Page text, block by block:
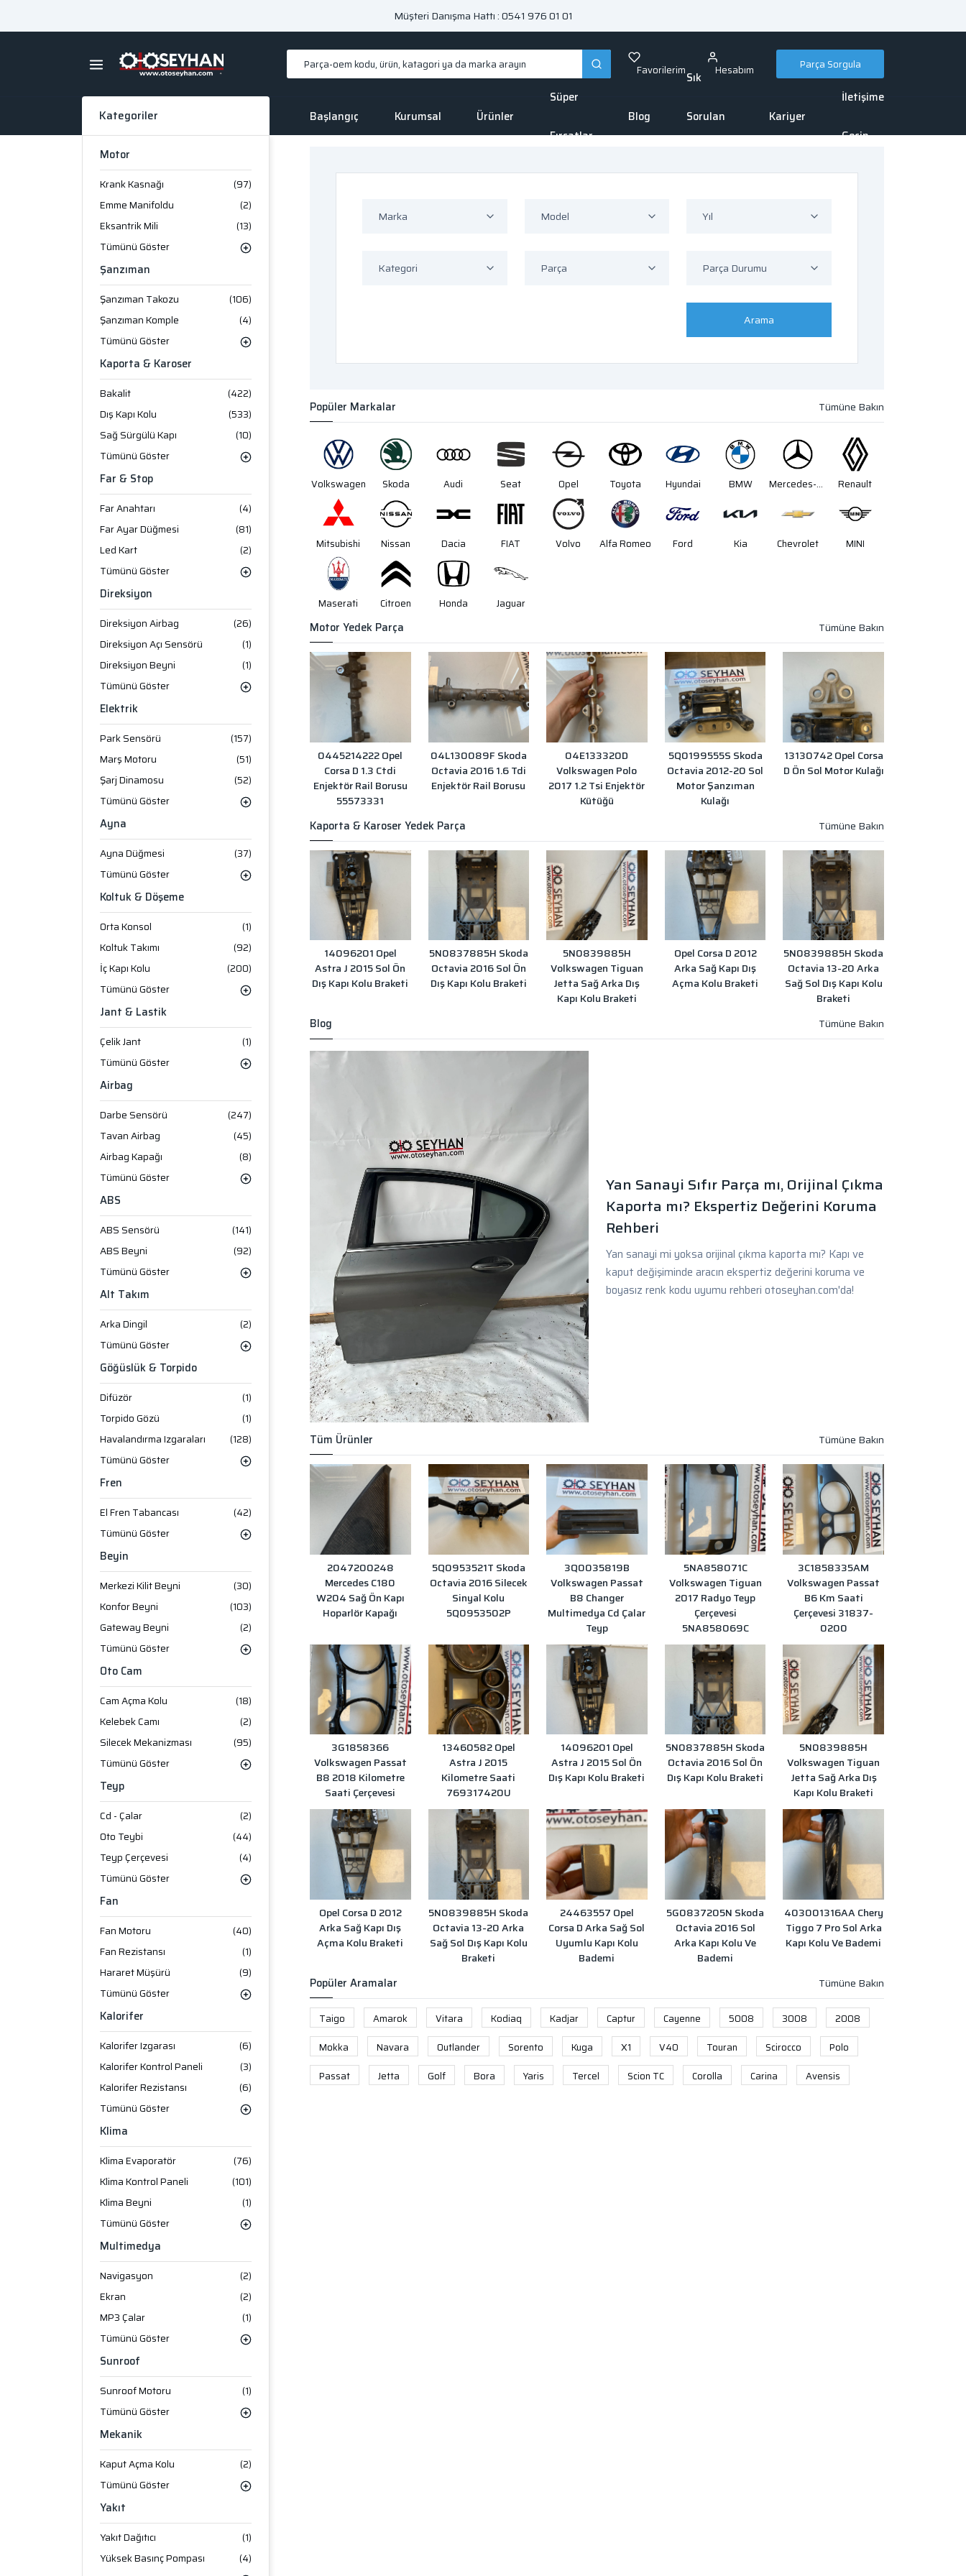
Müşteri Danışma Hattı : 0541 976 01 01
Favorilerim Hesabım Parça Sorgula
Başlangıç Kurumsal Ürünler
Süper
Fırsatlar
Blog
Sık
Sorulan Kariyer
İletişime
Geçin
Kategoriler
Motor
Krank Kasnağı
(97)
Emme Manifoldu
(2)
Eksantrik Mili
(13)
Tümünü Göster
Şanzıman
Şanzıman Takozu
(106)
Şanzıman Komple
(4)
Tümünü Göster
Kaporta & Karoser
Bakalit
(422)
Dış Kapı Kolu
(533)
Sağ Sürgülü Kapı
(10)
Tümünü Göster
Far & Stop
Far Anahtarı
(4)
Far Ayar Düğmesi
(81)
Led Kart
(2)
Tümünü Göster
Direksiyon
Direksiyon Airbag
(26)
Direksiyon Açı Sensörü
(1)
Direksiyon Beyni
(1)
Tümünü Göster
Elektrik
Park Sensörü
(157)
Marş Motoru
(51)
Şarj Dinamosu
(52)
Tümünü Göster
Ayna
Ayna Düğmesi
(37)
Tümünü Göster
Koltuk & Döşeme
Orta Konsol
(1)
Koltuk Takımı
(92)
İç Kapı Kolu
(200)
Tümünü Göster
Jant & Lastik
Çelik Jant
(1)
Tümünü Göster
Airbag
Darbe Sensörü
(247)
Tavan Airbag
(45)
Airbag Kapağı
(8)
Tümünü Göster
ABS
ABS Sensörü
(141)
ABS Beyni
(92)
Tümünü Göster
Alt Takım
Arka Dingil
(2)
Tümünü Göster
Göğüslük & Torpido
Difüzör
(1)
Torpido Gözü
(1)
Havalandırma Izgaraları
(128)
Tümünü Göster
Fren
El Fren Tabancası
(42)
Tümünü Göster
Beyin
Merkezi Kilit Beyni
(30)
Konfor Beyni
(103)
Gateway Beyni
(2)
Tümünü Göster
Oto Cam
Cam Açma Kolu
(18)
Kelebek Camı
(2)
Silecek Mekanizması
(95)
Tümünü Göster
Teyp
Cd - Çalar
(2)
Oto Teybi
(44)
Teyp Çerçevesi
(4)
Tümünü Göster
Fan
Fan Motoru
(40)
Fan Rezistansı
(1)
Hararet Müşürü
(9)
Tümünü Göster
Kalorifer
Kalorifer Izgarası
(6)
Kalorifer Kontrol Paneli
(3)
Kalorifer Rezistansı
(6)
Tümünü Göster
Klima
Klima Evaporatör
(76)
Klima Kontrol Paneli
(101)
Klima Beyni
(1)
Tümünü Göster
Multimedya
Navigasyon
(2)
Ekran
(2)
MP3 Çalar
(1)
Tümünü Göster
Sunroof
Sunroof Motoru
(1)
Tümünü Göster
Mekanik
Kaput Açma Kolu
(2)
Tümünü Göster
Yakıt
Yakıt Dağıtıcı
(1)
Yüksek Basınç Pompası
(4)
Marka Model Yıl
Kategori Parça Parça Durumu
Arama
Popüler Markalar
Volkswagen Skoda Audi Seat Opel Toyota Hyundai BMW Mercedes-Benz Renault
Mitsubishi Nissan Dacia FIAT Volvo Alfa Romeo Ford Kia Chevrolet MINI
Maserati Citroen Honda Jaguar
Motor Yedek Parça
0445214222 Opel
Corsa D 1.3 Ctdi
Enjektör Rail Borusu
55573331
04L130089F Skoda
Octavia 2016 1.6 Tdi
Enjektör Rail Borusu
04E133320D
Volkswagen Polo
2017 1.2 Tsi Enjektör
Kütüğü
5Q0199555S Skoda
Octavia 2012-20 Sol
Motor Şanzıman
Kulağı
13130742 Opel Corsa
D Ön Sol Motor Kulağı
Kaporta & Karoser Yedek Parça
14096201 Opel
Astra J 2015 Sol Ön
Dış Kapı Kolu Braketi
5N0837885H Skoda
Octavia 2016 Sol Ön
Dış Kapı Kolu Braketi
5N0839885H
Volkswagen Tiguan
Jetta Sağ Arka Dış
Kapı Kolu Braketi
Opel Corsa D 2012
Arka Sağ Kapı Dış
Açma Kolu Braketi
5N0839885H Skoda
Octavia 13-20 Arka
Sağ Sol Dış Kapı Kolu
Braketi
Blog
Yan Sanayi Sıfır Parça mı, Orijinal Çıkma
Kaporta mı? Ekspertiz Değerini Koruma
Rehberi
Yan sanayi mi yoksa orijinal çıkma kaporta mı? Kapı ve
kaput değişiminde aracın ekspertiz değerini koruma ve
boyasız renk kodu uyumu rehberi otoseyhan.com'da!
Tüm Ürünler
2047200248
Mercedes C180
W204 Sağ Ön Kapı
Hoparlör Kapağı
5Q0953521T Skoda
Octavia 2016 Silecek
Sinyal Kolu
5Q0953502P
3Q0035819B
Volkswagen Passat
B8 Changer
Multimedya Cd Çalar
Teyp
5NA858071C
Volkswagen Tiguan
2017 Radyo Teyp
Çerçevesi
5NA858069C
3C1858335AM
Volkswagen Passat
B6 Km Saati
Çerçevesi 31837-
0200
3G1858366
Volkswagen Passat
B8 2018 Kilometre
Saati Çerçevesi
13460582 Opel
Astra J 2015
Kilometre Saati
769317420U
14096201 Opel
Astra J 2015 Sol Ön
Dış Kapı Kolu Braketi
5N0837885H Skoda
Octavia 2016 Sol Ön
Dış Kapı Kolu Braketi
5N0839885H
Volkswagen Tiguan
Jetta Sağ Arka Dış
Kapı Kolu Braketi
Opel Corsa D 2012
Arka Sağ Kapı Dış
Açma Kolu Braketi
5N0839885H Skoda
Octavia 13-20 Arka
Sağ Sol Dış Kapı Kolu
Braketi
24463557 Opel
Corsa D Arka Sağ Sol
Uyumlu Kapı Kolu
Bademi
5G0837205N Skoda
Octavia 2016 Sol
Arka Kapı Kolu Ve
Bademi
403001316AA Chery
Tiggo 7 Pro Sol Arka
Kapı Kolu Ve Bademi
Popüler Aramalar
Taigo Amarok Vitara Kodiaq Kadjar Captur Cayenne 5008 3008
2008
Mokka
Navara Outlander Sorento Kuga X1 V40 Touran Scirocco
Polo
Passat
Jetta Golf Bora Yaris Tercel Scion TC Corolla Carina Avensis